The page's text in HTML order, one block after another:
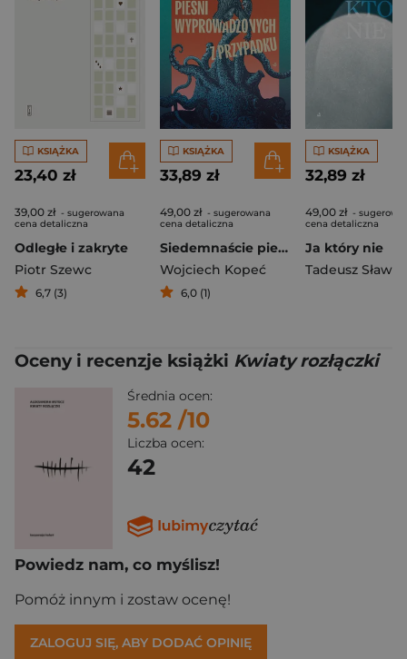
KSIĄŻKA
23,40 zł
39,00 zł - sugerowana
cena detaliczna
Odległe i zakryte
Piotr Szewc
6,7 (3)
KSIĄŻKA
33,89 zł
49,00 zł - sugerowana
cena detaliczna
Siedemnaście pieśni wyprowadzonych z przypadku
Wojciech Kopeć
6,0 (1)
KSIĄŻKA
32,89 zł
49,00 zł -
cena detaliczna
Ja który nie
Tadeusz
Oceny i recenzje książki Kwiaty rozłączki
Średnia ocen:
5.62 /10
Liczba ocen:
42
Powiedz nam, co myślisz!
Pomóż innym i zostaw ocenę!
ZALOGUJ SIĘ, ABY DODAĆ OPINIĘ